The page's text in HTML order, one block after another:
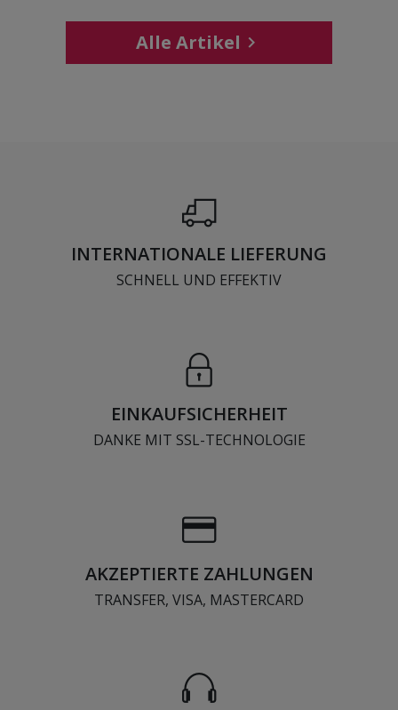
Alle Artikel 
INTERNATIONALE LIEFERUNG
SCHNELL UND EFFEKTIV
EINKAUFSICHERHEIT
DANKE MIT SSL-TECHNOLOGIE
AKZEPTIERTE ZAHLUNGEN
TRANSFER, VISA, MASTERCARD